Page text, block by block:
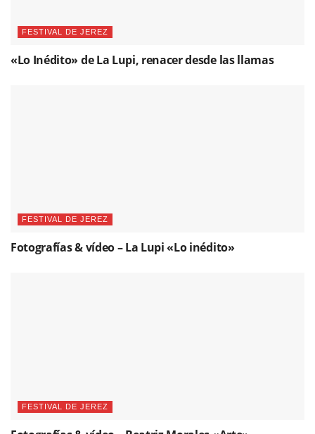
FESTIVAL DE JEREZ
«Lo Inédito» de La Lupi, renacer desde las llamas
FESTIVAL DE JEREZ
Fotografías & vídeo – La Lupi «Lo inédito»
FESTIVAL DE JEREZ